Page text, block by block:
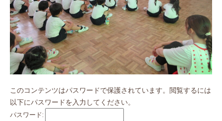
このコンテンツはパスワードで保護されています。閲覧するには
以下にパスワードを入力してください。
パスワード: